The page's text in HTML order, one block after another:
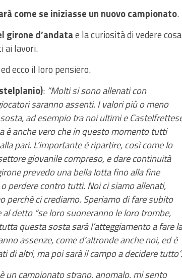
come se iniziasse un nuovo campionato.
girone d’andatae la curiosità di vedere cosa
ai lavori.
ed ecco il loro pensiero.
: “Molti si sono allenati con
saranno assenti. I valori più o meno
ad esempio tra noi ultimi e
è anche vero che in questo momento tutti
pari. L’importante è ripartire, così come lo
giovanile compreso, e dare continuità
prevedo una bella lotta fino alla fine
perdere contro tutti. Noi ci siamo allenati,
perchè ci crediamo. Speriamo di fare subito
detto “se loro suoneranno le loro trombe,
questa sosta sarà l’atteggiamento a fare la
assenze, come d’altronde anche noi, ed è
di altri, ma poi sarà il campo a decidere
è un campionato strano, anomalo, mi sento